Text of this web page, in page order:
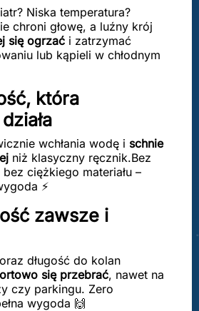
Niska temperatura?
chroni głowę, a luźny krój
się ogrzać i zatrzymać
lub kąpieli w chłodnym
która
wchłania wodę i schnie
niż klasyczny ręcznik.Bez
ciężkiego materiału –
⚡
zawsze i
długość do kolan
się przebrać, nawet na
czy parkingu. Zero
wygoda 🙌